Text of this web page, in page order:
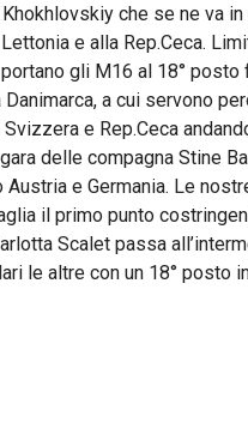
che se ne va
e alla Rep.Ceca.
gli M16 al 18° posto
a cui servono
e Rep.Ceca
delle compagna Stine
e Germania. Le
il primo punto
Scalet passa
le altre con un 18° posto